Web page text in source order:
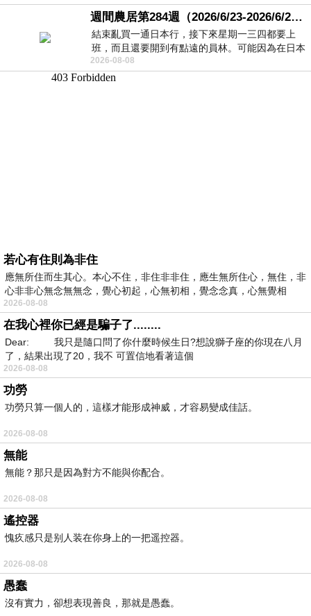
週間農居第284週（2026/6/23-2026/6/24) 夏至 金黃稻浪洋溢豐收喜悅
結束亂買一通日本行，接下來星期一三四都要上
班，而且還要開到有點遠的員林。可能因為在日本
花不少錢，星期一出門上班時，心裡沒有一
2026-08-08
若心有住則為非住
應無所住而生其心。本心不住，非住非非住，應生無所住心，無住，非
心非非心無念無無念，覺心初起，心無初相，覺念念真，心無覺相
2026-08-08
在我心裡你已經是騙子了........
Dear: 我只是隨口問了你什麼時候生日?想說獅子座的你現在八月
了，結果出現了20，我不 可置信地看著這個
2026-08-08
功勞
功勞只算一個人的，這樣才能形成神威，才容易變成佳話。
2026-08-08
無能
無能？那只是因為對方不能與你配合。
2026-08-08
遙控器
愧疚感只是别人装在你身上的一把遥控器。
2026-08-08
愚蠢
沒有實力，卻想表現善良，那就是愚蠢。